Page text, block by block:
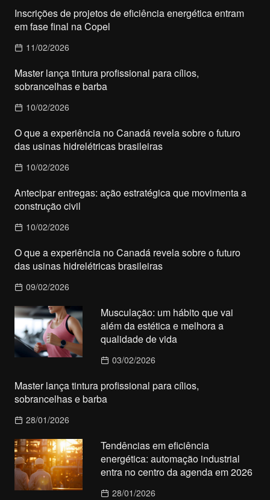
Inscrições de projetos de eficiência energética entram
em fase final na Copel
11/02/2026
Master lança tintura profissional para cílios,
sobrancelhas e barba
10/02/2026
O que a experiência no Canadá revela sobre o futuro
das usinas hidrelétricas brasileiras
10/02/2026
Antecipar entregas: ação estratégica que movimenta a
construção civil
10/02/2026
O que a experiência no Canadá revela sobre o futuro
das usinas hidrelétricas brasileiras
09/02/2026
Musculação: um hábito que vai
além da estética e melhora a
qualidade de vida
03/02/2026
Master lança tintura profissional para cílios,
sobrancelhas e barba
28/01/2026
Tendências em eficiência
energética: automação industrial
entra no centro da agenda em 2026
28/01/2026